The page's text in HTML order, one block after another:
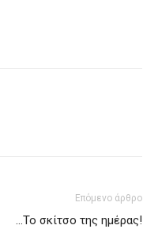
Επόμενο άρθρο
…Το σκίτσο της ημέρας!